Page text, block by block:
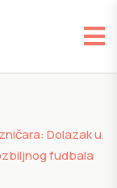
Dolazak u
fudbala